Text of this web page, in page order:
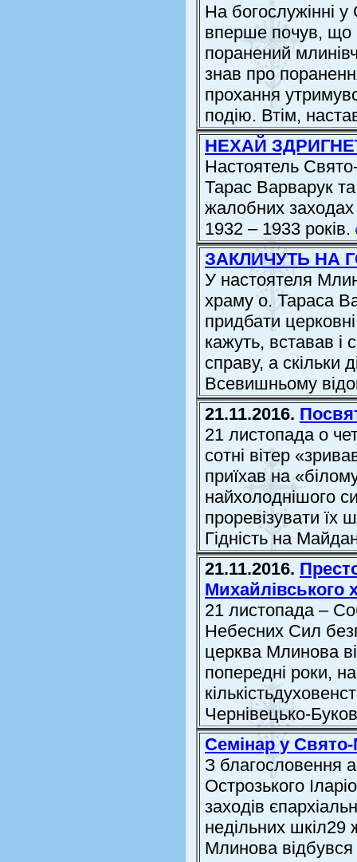
На богослужінні
вперше почув, що
поранений
знав про
прохання
подію. Втім,
НЕХАЙ
Настоятель
Тарас Варварук
жалобних заходах
1932 – 1933 років.
ЗАКЛИЧУТЬ НА
У настоятеля
храму о. Тараса
придбати
кажуть, вставав і
справу, а скільки
Всевишньому
21.11.2016.
21 листопада о
сотні вітер
приїхав на
найхолоднішого
проревізувати їх
Гідність на
21.11.2016.
Михайлівського
21 листопада –
Небесних Сил
церква Млинова
попередні роки,
Чернівецько-
Семінар у
З благословення
Острозького
заходів
недільних шкіл29
Млинова відбувся